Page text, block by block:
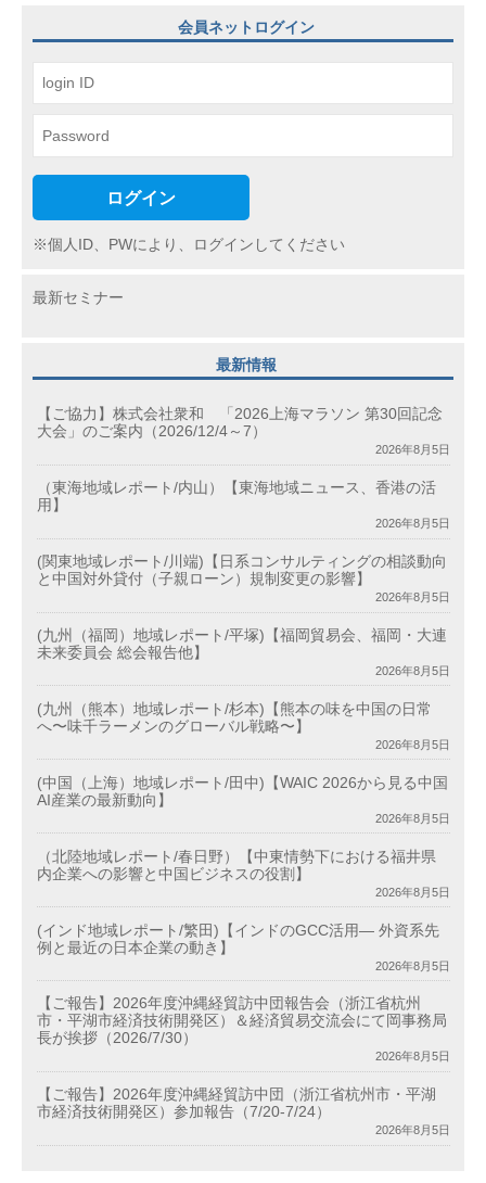
ョ
ン
会員ネットログイン
ログイン
※個人ID、PWにより、ログインしてください
最新セミナー
最新情報
【ご協力】株式会社衆和 「2026上海マラソン 第30回記念
大会」のご案内（2026/12/4～7）
2026年8月5日
（東海地域レポート/内山）【東海地域ニュース、香港の活
用】
2026年8月5日
(関東地域レポート/川端)【日系コンサルティングの相談動向
と中国対外貸付（子親ローン）規制変更の影響】
2026年8月5日
(九州（福岡）地域レポート/平塚)【福岡貿易会、福岡・大連
未来委員会 総会報告他】
2026年8月5日
(九州（熊本）地域レポート/杉本)【熊本の味を中国の日常
へ〜味千ラーメンのグローバル戦略〜】
2026年8月5日
(中国（上海）地域レポート/田中)【WAIC 2026から見る中国
AI産業の最新動向】
2026年8月5日
（北陸地域レポート/春日野）【中東情勢下における福井県
内企業への影響と中国ビジネスの役割】
2026年8月5日
(インド地域レポート/繁田)【インドのGCC活用― 外資系先
例と最近の日本企業の動き】
2026年8月5日
【ご報告】2026年度沖縄経貿訪中団報告会（浙江省杭州
市・平湖市経済技術開発区）＆経済貿易交流会にて岡事務局
長が挨拶（2026/7/30）
2026年8月5日
【ご報告】2026年度沖縄経貿訪中団（浙江省杭州市・平湖
市経済技術開発区）参加報告（7/20-7/24）
2026年8月5日